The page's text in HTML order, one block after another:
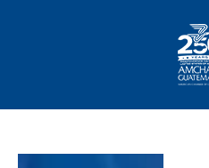
¿Qué Ofrecemos?